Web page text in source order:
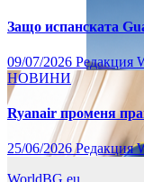
Защо испанската
09/07/2026 Редакция
НОВИНИ
Ryanair променя
25/06/2026Редакция